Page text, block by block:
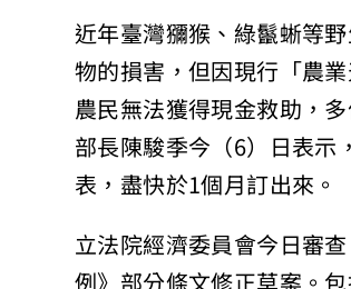
近年臺灣獼猴、綠鬣蜥等
物的損害，但因現行「農
農民無法獲得現金救助，
部長陳駿季今（6）日表
表，盡快於1個月訂出來。
立法院經濟委員會今日審